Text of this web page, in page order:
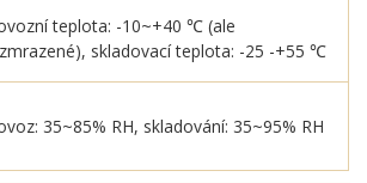
teplota: -10~+40 ℃ (ale
skladovací teplota: -25 -+55 ℃
35~85% RH, skladování: 35~95% RH